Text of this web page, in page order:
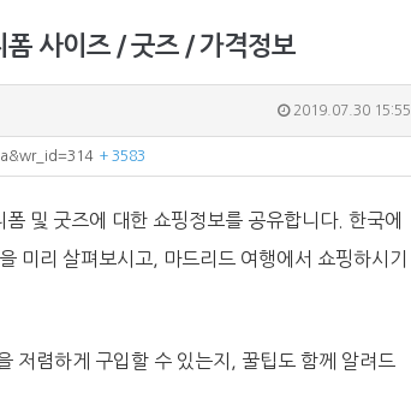
사이즈 / 굿즈 / 가격정보
2019.07.30 15:55
+ 3583
및 굿즈에 대한 쇼핑정보를 공유합니다. 한국에
미리 살펴보시고, 마드리드 여행에서 쇼핑하시기
저렴하게 구입할 수 있는지, 꿀팁도 함께 알려드